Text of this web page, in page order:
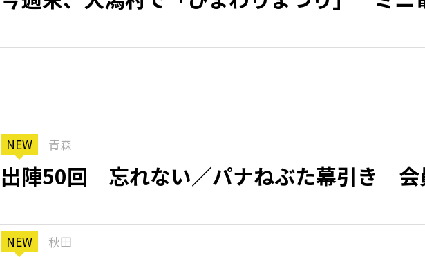
NEW 青森
出陣50回 忘れない／パナねぶた幕引き 会
NEW 秋田